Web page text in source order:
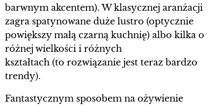
barwnym akcentem). W klasycznej aranżacji
zagra spatynowane duże lustro (optycznie
powiększy małą czarną kuchnię) albo kilka o
różnej wielkości i różnych
kształtach (to rozwiązanie jest teraz bardzo
trendy).
Fantastycznym sposobem na ożywienie